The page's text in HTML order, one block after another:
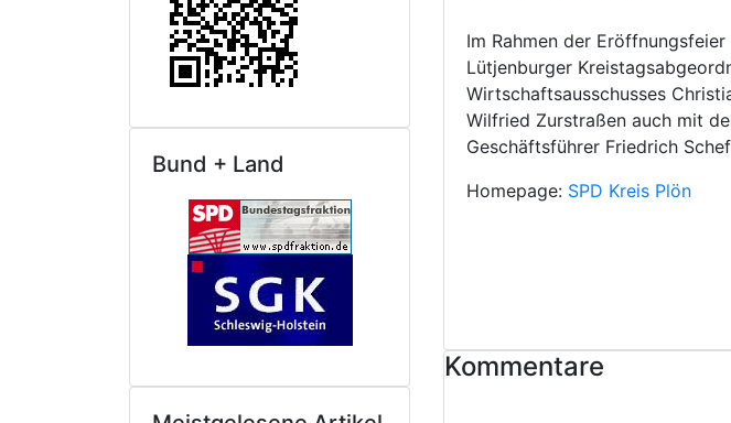
Bund + Land
Im Rahmen der
Lütjenburger
Wirtschaftsausschusses
Wilfried Zurstraßen auch mit
Geschäftsführer Friedrich
Homepage: SPD Kreis Plön
Kommentare